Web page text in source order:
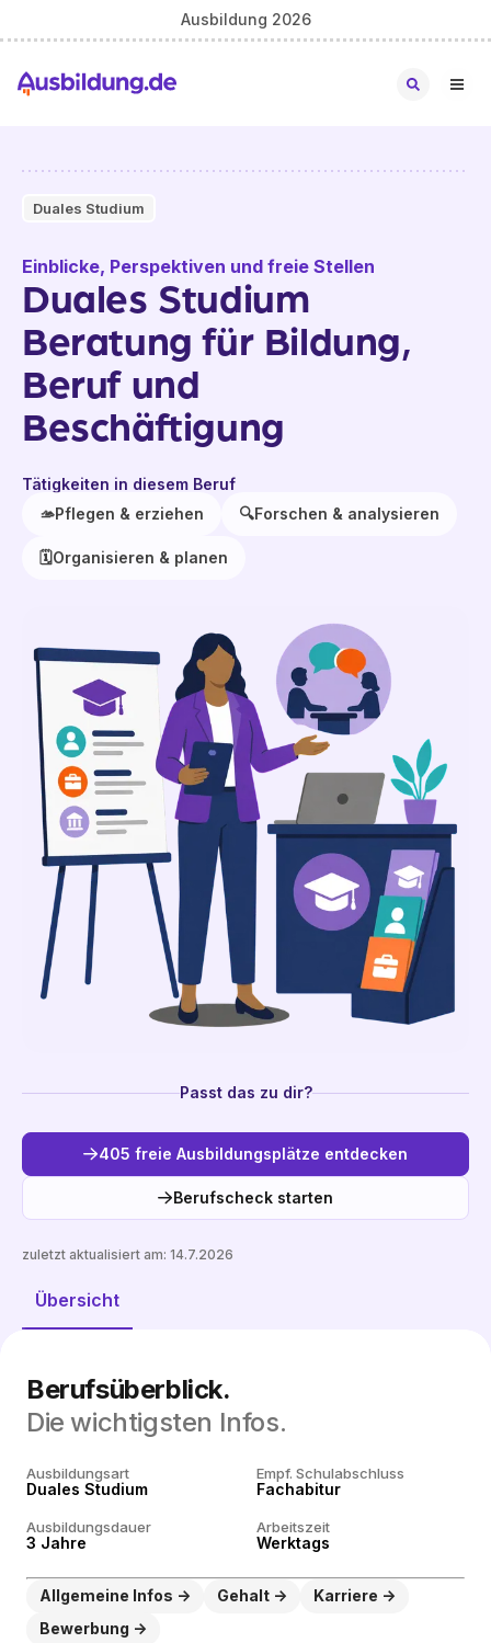
Ausbildung 2026
Duales Studium
Einblicke, Perspektiven und freie Stellen
Duales Studium
Beratung für Bildung,
Beruf und
Beschäftigung
Tätigkeiten in diesem Beruf
🫴Pflegen & erziehen 🔍Forschen & analysieren
🗓️Organisieren & planen
Passt das zu dir?
405 freie Ausbildungsplätze entdecken
Berufscheck starten
Übersicht
zuletzt aktualisiert am: 14.7.2026
Berufsüberblick.
Die wichtigsten Infos.
Ausbildungsart
Duales Studium
Empf. Schulabschluss
Fachabitur
Ausbildungsdauer
3 Jahre
Arbeitszeit
Werktags
Allgemeine Infos Gehalt
Karriere
Bewerbung